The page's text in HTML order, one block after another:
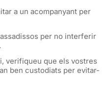
a un acompanyant per
per no interferir
verifiqueu que els vostres
ben custodiats per evitar-